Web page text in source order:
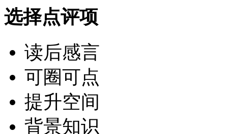
选择点评项
读后感言
可圈可点
提升空间
背景知识